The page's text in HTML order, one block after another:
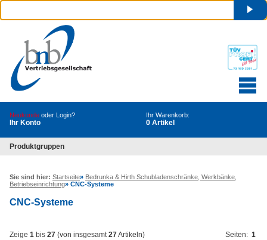
Neukunde oder Login?
Ihr Konto
Ihr Warenkorb:
0 Artikel
Produktgruppen
Sie sind hier: Startseite» Bedrunka & Hirth Schubladenschränke, Werkbänke,
Betriebseinrichtung» CNC-Systeme
CNC-Systeme
Zeige 1 bis 27 (von insgesamt27Artikeln) Seiten: 1